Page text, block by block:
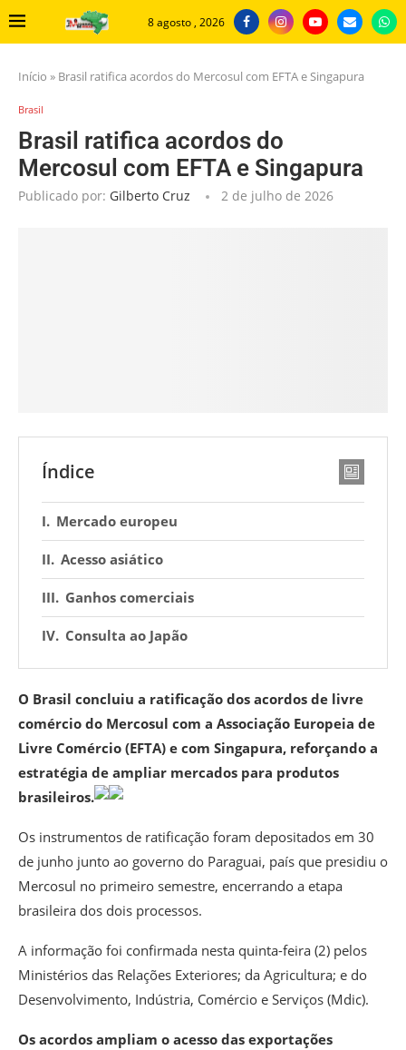
8 agosto , 2026
Início » Brasil ratifica acordos do Mercosul com EFTA e Singapura
Brasil
Brasil ratifica acordos do
Mercosul com EFTA e Singapura
Publicado por: Gilberto Cruz 2 de julho de 2026
Índice
Mercado europeu
Acesso asiático
Ganhos comerciais
Consulta ao Japão
O Brasil concluiu a ratificação dos acordos de livre
comércio do Mercosul com a Associação Europeia de
Livre Comércio (EFTA) e com Singapura, reforçando a
estratégia de ampliar mercados para produtos
brasileiros.
Os instrumentos de ratificação foram depositados em 30
de junho junto ao governo do Paraguai, país que presidiu o
Mercosul no primeiro semestre, encerrando a etapa
brasileira dos dois processos.
A informação foi confirmada nesta quinta-feira (2) pelos
Ministérios das Relações Exteriores; da Agricultura; e do
Desenvolvimento, Indústria, Comércio e Serviços (Mdic).
Os acordos ampliam o acesso das exportações